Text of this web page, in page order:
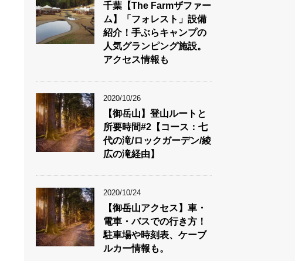
千葉【The Farmザファー
ム】「フォレスト」設備
紹介！手ぶらキャンプの
人気グランピング施設。
アクセス情報も
2020/10/26
【御岳山】登山ルートと
所要時間#2【コース：七
代の滝/ロックガーデン/綾
広の滝経由】
2020/10/24
【御岳山アクセス】車・
電車・バスでの行き方！
駐車場や時刻表、ケーブ
ルカー情報も。